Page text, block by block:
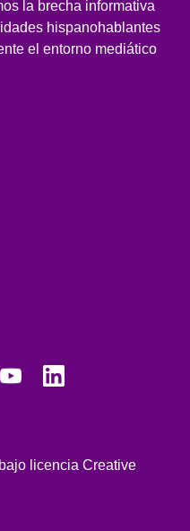
la brecha informativa
hispanohablantes
el entorno mediático
licencia Creative